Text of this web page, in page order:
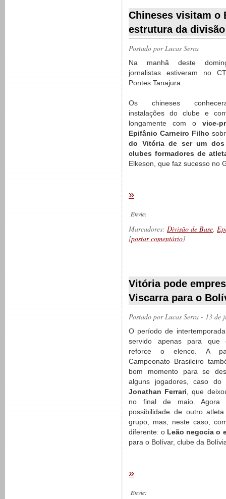
Chineses visitam o
estrutura da
Postado porLucas Serra
Na manhã deste
jornalistas estiveram no
Pontes Tanajura.
Os chineses
instalações do clube e
longamente com o vice-
Epifânio Carneiro Filho
do Vitória de ser um dos
clubes formadores de
Elkeson, que faz sucesso no
»
Envie:
Marcadores: Divisão de Base,
[postar comentário]
Vitória pode
Viscarra para o
Postado por Lucas Serra - 13 de
O período de
servido apenas para que
reforce o elenco. A
Campeonato Brasileiro
bom momento para se
alguns jogadores, caso do
Jonathan Ferrari , que
no final de maio. Agora
possibilidade de outro
grupo, mas, neste caso,
diferente: o Leão negocia o
para o Bolívar, clube da
»
Envie: